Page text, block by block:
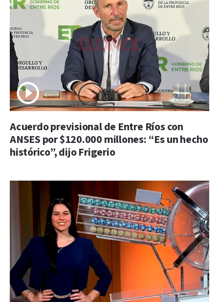
Acuerdo previsional de Entre Ríos con
ANSES por $120.000 millones: “Es un hecho
histórico”, dijo Frigerio